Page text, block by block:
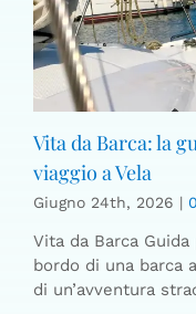
Vita da Barca: la
viaggio a Vela
Giugno 24th, 2026 |
Vita da Barca
bordo di una barca
di un’avventura